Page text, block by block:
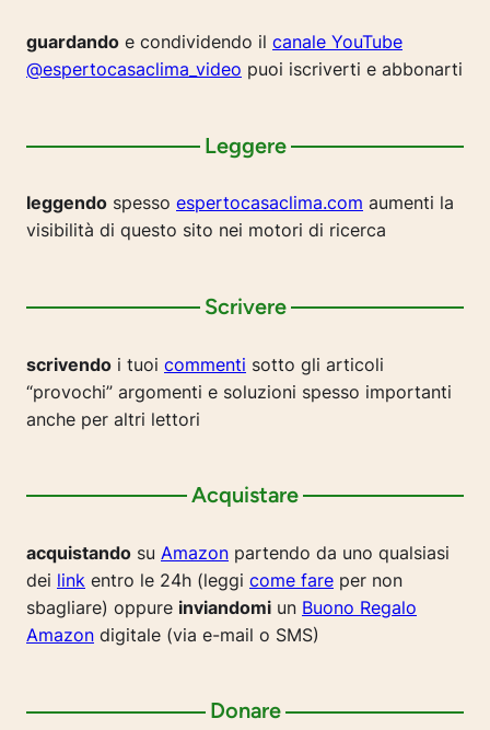
guardando e condividendo il canale YouTube
@espertocasaclima_video puoi iscriverti e abbonarti
Leggere
leggendo spesso espertocasaclima.com aumenti la
visibilità di questo sito nei motori di ricerca
Scrivere
scrivendo i tuoi commenti sotto gli articoli
“provochi” argomenti e soluzioni spesso importanti
anche per altri lettori
Acquistare
acquistando su Amazon partendo da uno qualsiasi
dei link entro le 24h (leggi come fare per non
sbagliare) oppure inviandomi un Buono Regalo
Amazon digitale (via e-mail o SMS)
Donare